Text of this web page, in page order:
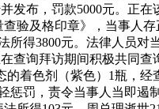
发布，罚款5000元。正
验及格印章》，当事人
得3800元。法律人员对
查询拜访期间积极共同查
着色剂（紫色）1瓶，
惩罚，责令当事人当即遏